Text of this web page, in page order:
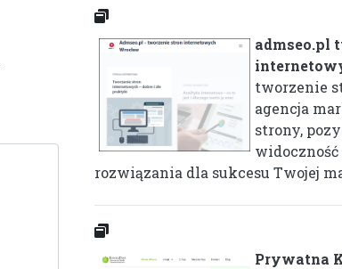
admseo.pl
tworzenie
agencja
strony,
rozwiązania dla sukcesu Twojej
Prywatna